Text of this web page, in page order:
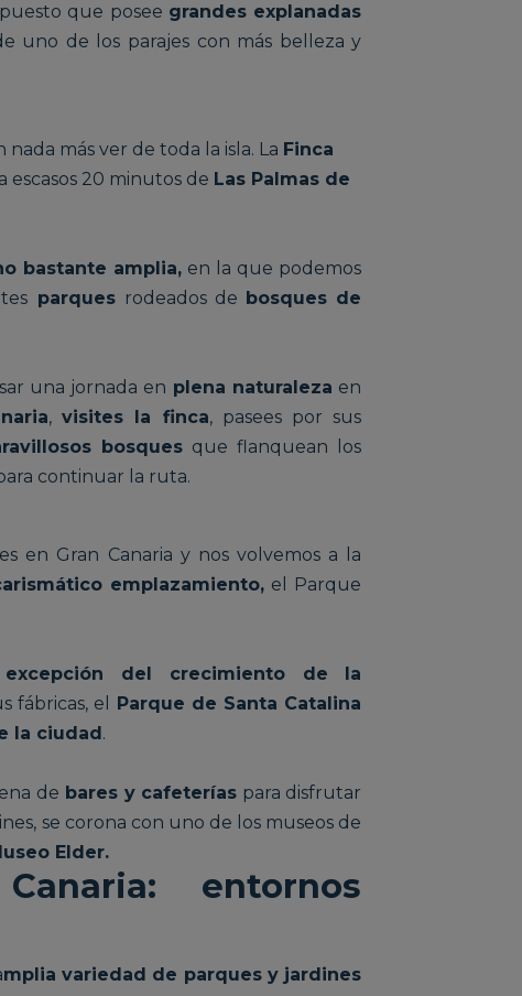
que posee grandes explanadas
uno de los parajes con más belleza y
más ver de toda la isla. La Finca
a escasos 20 minutos de Las Palmas de
bastante amplia, en la que podemos
parques rodeados de bosques de
una jornada en plena naturaleza en
,visites la finca, pasees por sus
bosquesque flanquean los
continuar la ruta.
en Gran Canaria y nos volvemos a la
emplazamiento, el Parque
del crecimiento de la
fábricas, el
Parque de Santa Catalina
la ciudad .
de bares y cafeterías para disfrutar
se corona con uno de los museos de
Elder.
entornos
mplia variedad de parques y jardines